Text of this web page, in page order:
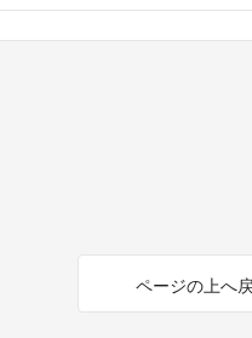
ページの上へ